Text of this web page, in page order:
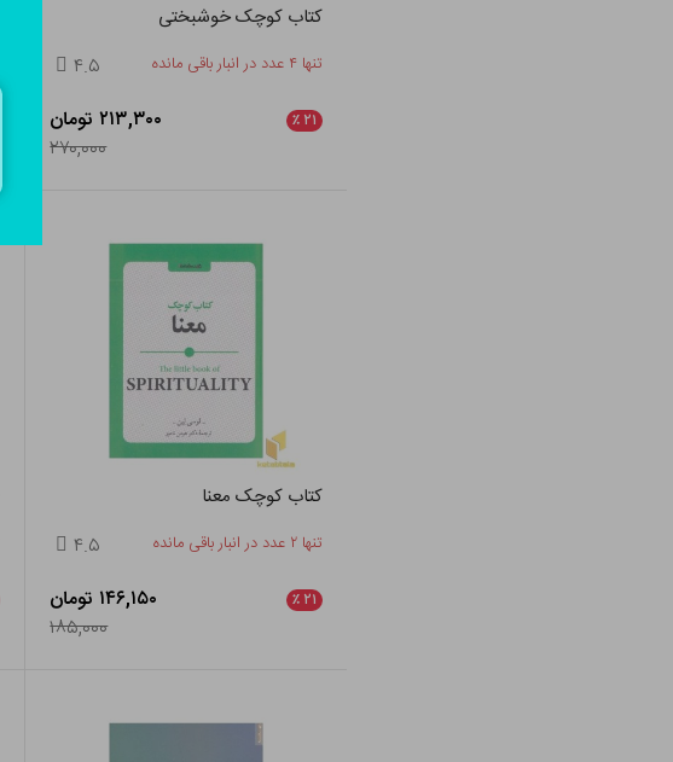
کتاب کوچک خوشبختی
تنها ۴ عدد در انبار باقی مانده ۴.۵
۲۱ ٪
۲۱۳,۳۰۰ تومان
۲۷۰,۰۰۰
کتاب کوچک معنا
تنها ۲ عدد در انبار باقی مانده ۴.۵
۲۱ ٪
۱۴۶,۱۵۰ تومان
۱۸۵,۰۰۰